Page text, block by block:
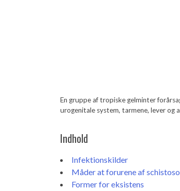
En gruppe af tropiske gelminter
urogenitale system, tarmene, lever og
Indhold
Infektionskilder
Måder at forurene af
Former for eksistens